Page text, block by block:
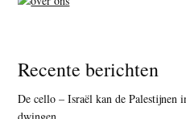
Recente berichten
De cello – Israël kan de Palestijnen